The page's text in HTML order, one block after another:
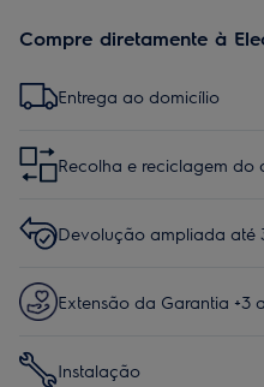
Compre diretamente à
Entrega ao domicílio
Recolha e reciclagem do
Devolução ampliada até
Extensão da Garantia +3
Instalação